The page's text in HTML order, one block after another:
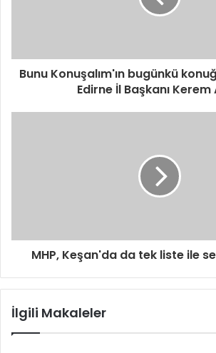
Bunu Konuşalım'ın bugünkü
Edirne İl Başkanı
MHP, Keşan'da da tek liste ile
İlgili Makaleler